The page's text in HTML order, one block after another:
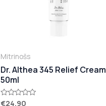
Mitrinošs
Dr. Althea 345 Relief Cream
50ml
Novērtēts
€24.90